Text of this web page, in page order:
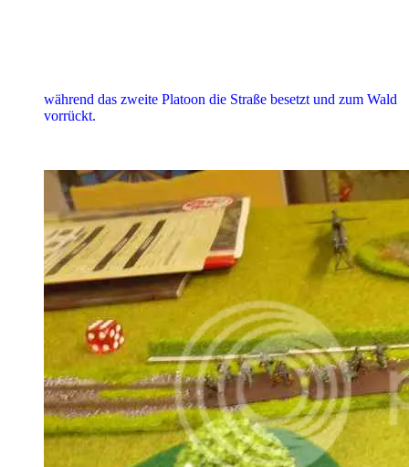
während das zweite Platoon die Straße besetzt und zum Wald
vorrückt.